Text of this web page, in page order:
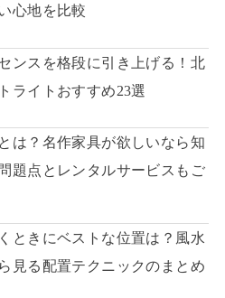
心地を比較
ンスを格段に引き上げる！北
ライトおすすめ23選
は？名作家具が欲しいなら知
題点とレンタルサービスもご
ときにベストな位置は？風水
見る配置テクニックのまとめ